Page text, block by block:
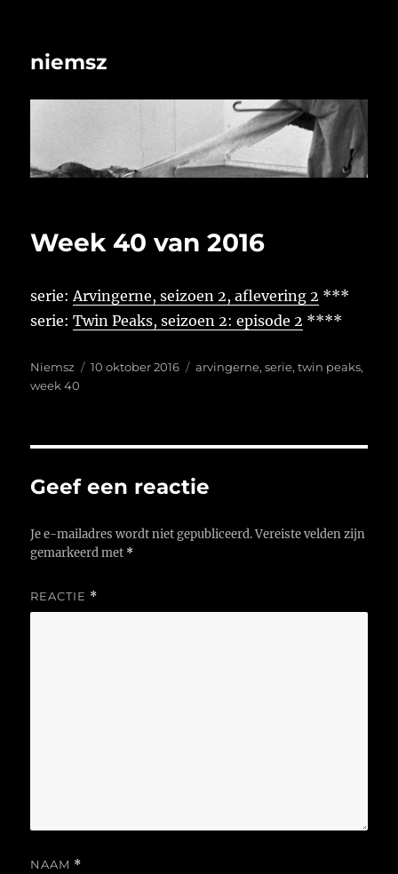
niemsz
Week 40 van 2016
serie:Arvingerne, seizoen 2, aflevering 2 ***
serie:Twin Peaks, seizoen 2: episode 2 ****
Auteur
Niemsz
Geplaatst
10 oktober 2016 Tags
arvingerne,serie,twin peaks,
week 40
Geef een reactie
Je e-mailadres wordt niet gepubliceerd. Vereiste velden zijn
gemarkeerd met *
REACTIE *
NAAM *